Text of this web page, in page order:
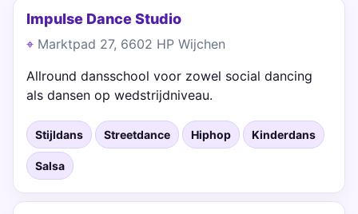
Impulse Dance Studio
Marktpad 27, 6602 HP Wijchen
Allround dansschool voor zowel social dancing
als dansen op wedstrijdniveau.
Stijldans Streetdance Hiphop Kinderdans
Salsa